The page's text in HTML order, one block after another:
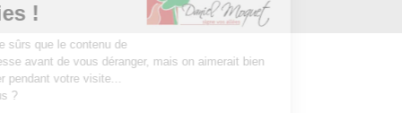
les Cookies !
On a attendu d'être sûrs que le contenu de
ce site vous intéresse avant de vous déranger, mais on aimerait bien
vous accompagner pendant votre visite...